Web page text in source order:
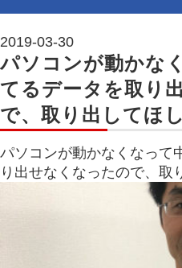
2019-03-30
パソコンが動かな
てるデータを取り
で、取り出してほし
パソコンが動かなくなって
り出せなくなったので、取